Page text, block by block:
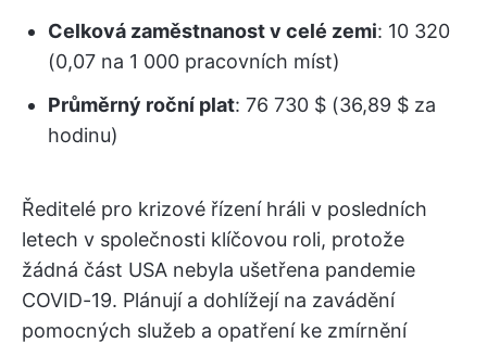
Celková zaměstnanost v celé zemi: 10 320
(0,07 na 1 000 pracovních míst)
Průměrný roční plat: 76 730 $ (36,89 $ za
hodinu)
Ředitelé pro krizové řízení hráli v posledních
letech v společnosti klíčovou roli, protože
žádná část USA nebyla ušetřena pandemie
COVID-19. Plánují a dohlížejí na zavádění
pomocných služeb a opatření ke zmírnění